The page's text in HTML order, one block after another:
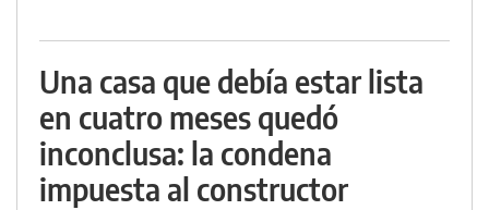
Una casa que debía estar lista
en cuatro meses quedó
inconclusa: la condena
impuesta al constructor